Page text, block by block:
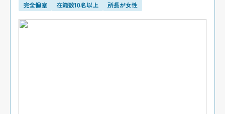
完全個室
在籍数10名以上 所長が女性